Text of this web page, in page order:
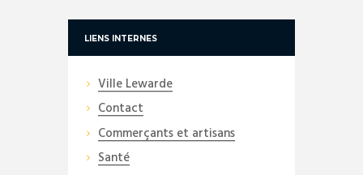
LIENS INTERNES
Ville Lewarde
Contact
Commerçants et artisans
Santé